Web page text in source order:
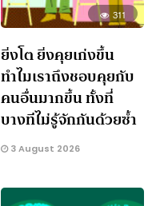
311
ยิ่งโต ยิ่งคุยเก่งขึ้น
ทำไมเราถึงชอบคุยกับ
คนอื่นมากขึ้น ทั้งที่
บางทีไม่รู้จักกันด้วยซ้ำ
3 August 2026